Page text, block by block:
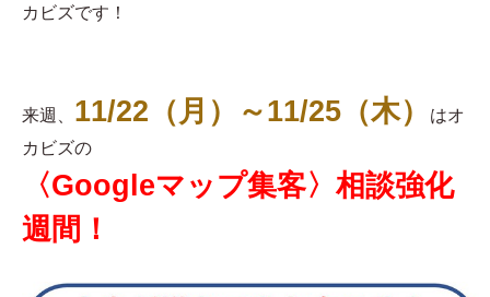
カビズです！
来週、 11/22（月）～11/25（木）
はオ
カビズの
〈Googleマップ集客〉相談強化
週間！